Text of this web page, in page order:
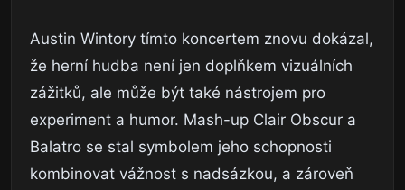
Austin Wintory tímto koncertem znovu dokázal,
že herní hudba není jen doplňkem vizuálních
zážitků, ale může být také nástrojem pro
experiment a humor. Mash-up Clair Obscur a
Balatro se stal symbolem jeho schopnosti
kombinovat vážnost s nadsázkou, a zároveň